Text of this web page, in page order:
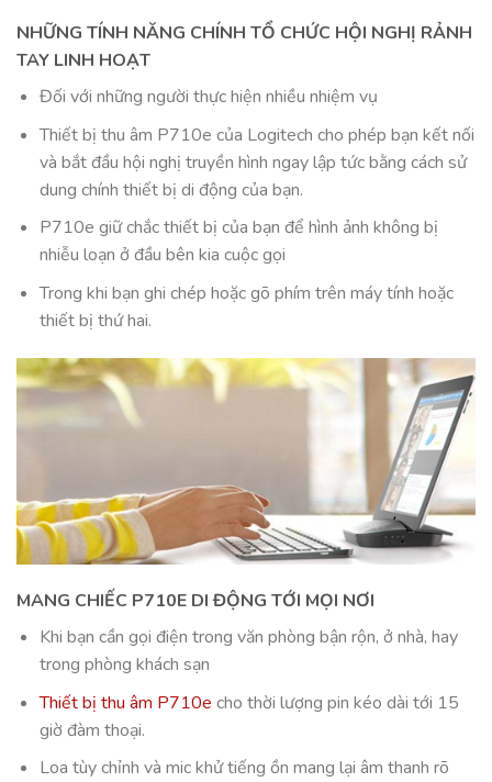
NHỮNG TÍNH NĂNG CHÍNH TỔ CHỨC HỘI NGHỊ RẢNH
TAY LINH HOẠT
Đối với những người thực hiện nhiều nhiệm vụ
Thiết bị thu âm P710e của Logitech cho phép bạn kết nối
và bắt đầu hội nghị truyền hình ngay lập tức bằng cách sử
dung chính thiết bị di động của bạn.
P710e giữ chắc thiết bị của bạn để hình ảnh không bị
nhiễu loạn ở đầu bên kia cuộc gọi
Trong khi bạn ghi chép hoặc gõ phím trên máy tính hoặc
thiết bị thứ hai.
MANG CHIẾC P710E DI ĐỘNG TỚI MỌI NƠI
Khi bạn cần gọi điện trong văn phòng bận rộn, ở nhà, hay
trong phòng khách sạn
Thiết bị thu âm P710e cho thời lượng pin kéo dài tới 15
giờ đàm thoại.
Loa tùy chỉnh và mic khử tiếng ồn mang lại âm thanh rõ